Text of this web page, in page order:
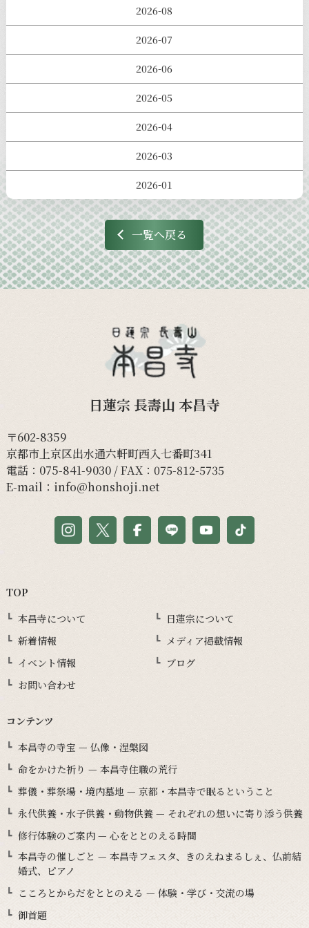
2026-08
2026-07
2026-06
2026-05
2026-04
2026-03
2026-01
一覧へ戻る
日蓮宗 長壽山 本昌寺
〒602-8359
京都市上京区出水通六軒町西入七番町341
電話： 075-841-9030/ FAX：075-812-5735
E-mail： info@honshoji.net
TOP
本昌寺について
日蓮宗について
新着情報
メディア掲載情報
イベント情報
ブログ
お問い合わせ
コンテンツ
本昌寺の寺宝 — 仏像・涅槃図
命をかけた祈り — 本昌寺住職の荒行
葬儀・葬祭場・境内墓地 — 京都・本昌寺で眠るということ
永代供養・水子供養・動物供養 — それぞれの想いに寄り添う供養
修行体験のご案内 — 心をととのえる時間
本昌寺の催しごと — 本昌寺フェスタ、きのえねまるしぇ、仏前結
婚式、ピアノ
こころとからだをととのえる — 体験・学び・交流の場
御首題